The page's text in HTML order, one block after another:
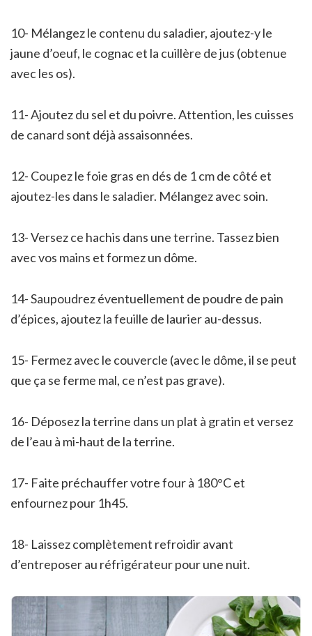
10- Mélangez le contenu du saladier, ajoutez-y le
jaune d’oeuf, le cognac et la cuillère de jus (obtenue
avec les os).
11- Ajoutez du sel et du poivre. Attention, les cuisses
de canard sont déjà assaisonnées.
12- Coupez le foie gras en dés de 1 cm de côté et
ajoutez-les dans le saladier. Mélangez avec soin.
13- Versez ce hachis dans une terrine. Tassez bien
avec vos mains et formez un dôme.
14- Saupoudrez éventuellement de poudre de pain
d’épices, ajoutez la feuille de laurier au-dessus.
15- Fermez avec le couvercle (avec le dôme, il se peut
que ça se ferme mal, ce n’est pas grave).
16- Déposez la terrine dans un plat à gratin et versez
de l’eau à mi-haut de la terrine.
17- Faite préchauffer votre four à 180°C et
enfournez pour 1h45.
18- Laissez complètement refroidir avant
d’entreposer au réfrigérateur pour une nuit.